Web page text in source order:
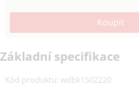
Základní specifikace
Kód produktu: wdbk1502220